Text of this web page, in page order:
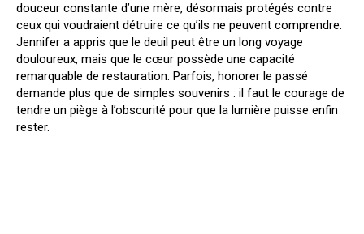
douceur constante d’une mère, désormais protégés contre
ceux qui voudraient détruire ce qu’ils ne peuvent comprendre.
Jennifer a appris que le deuil peut être un long voyage
douloureux, mais que le cœur possède une capacité
remarquable de restauration. Parfois, honorer le passé
demande plus que de simples souvenirs : il faut le courage de
tendre un piège à l’obscurité pour que la lumière puisse enfin
rester.